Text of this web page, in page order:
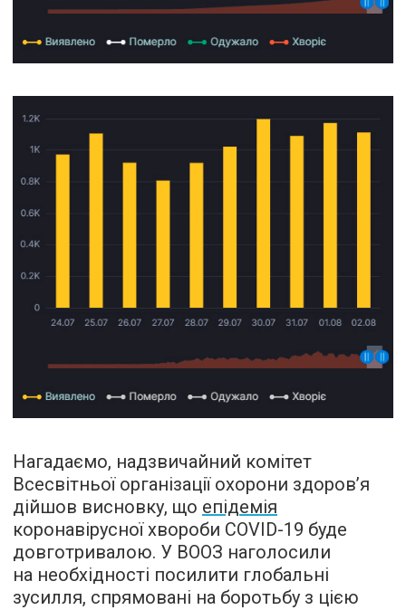
Нагадаємо, надзвичайний комітет
Всесвітньої організації охорони здоров’я
дійшов висновку, що епідемія
коронавірусної хвороби COVID-19 буде
довготривалою. У ВООЗ наголосили
на необхідності посилити глобальні
зусилля, спрямовані на боротьбу з цією